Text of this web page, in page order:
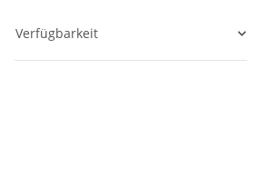
Verfügbarkeit